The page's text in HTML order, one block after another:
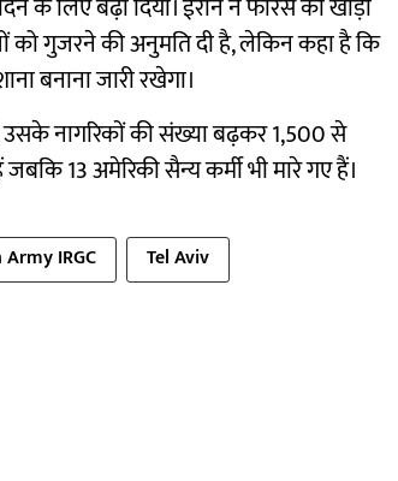
के लिए बढ़ा दिया। ईरान ने फारस की खाड़ी
गुजरने की अनुमति दी है, लेकिन कहा है कि
बनाना जारी रखेगा।
उसके नागरिकों की संख्या बढ़कर 1,500 से
13 अमेरिकी सैन्य कर्मी भी मारे गए हैं।
Army IRGC Tel Aviv